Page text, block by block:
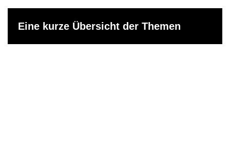
Eine kurze Übersicht der Themen